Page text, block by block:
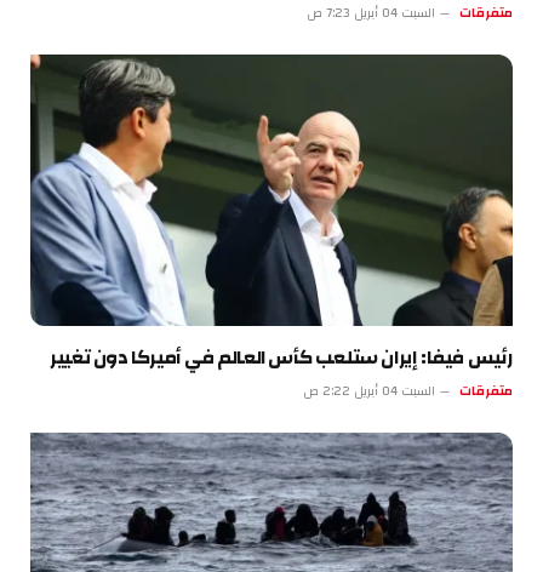
متفرقات السبت 04 أبريل 7:23 ص
رئيس فيفا: إيران ستلعب كأس العالم في أميركا دون تغيير
متفرقات السبت 04 أبريل 2:22 ص